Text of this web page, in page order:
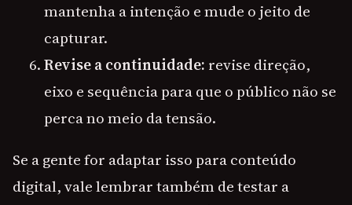
mantenha a intenção e mude o jeito de
capturar.
Revise a continuidade: revise direção,
eixo e sequência para que o público não se
perca no meio da tensão.
Se a gente for adaptar isso para conteúdo
digital, vale lembrar também de testar a